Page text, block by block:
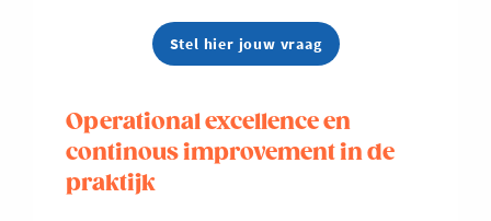
Operational excellence en
continous improvement in de
praktijk
Stel hier jouw vraag